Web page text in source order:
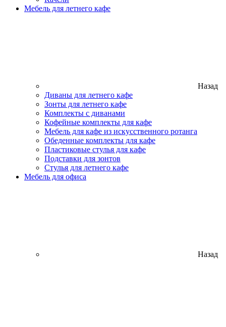
Мебель для летнего кафе
Назад
Диваны для летнего кафе
Зонты для летнего кафе
Комплекты с диванами
Кофейные комплекты для кафе
Мебель для кафе из искусственного ротанга
Обеденные комплекты для кафе
Пластиковые стулья для кафе
Подставки для зонтов
Стулья для летнего кафе
Мебель для офиса
Назад